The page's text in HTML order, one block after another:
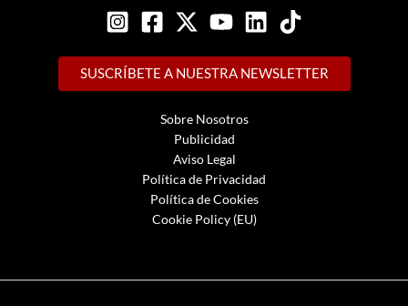
SUSCRÍBETE A NUESTRA NEWSLETTER
Sobre Nosotros
Publicidad
Aviso Legal
Política de Privacidad
Política de Cookies
Cookie Policy (EU)